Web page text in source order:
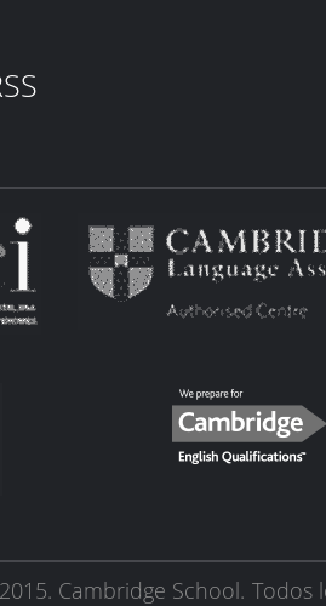
Cambridge School. Todos